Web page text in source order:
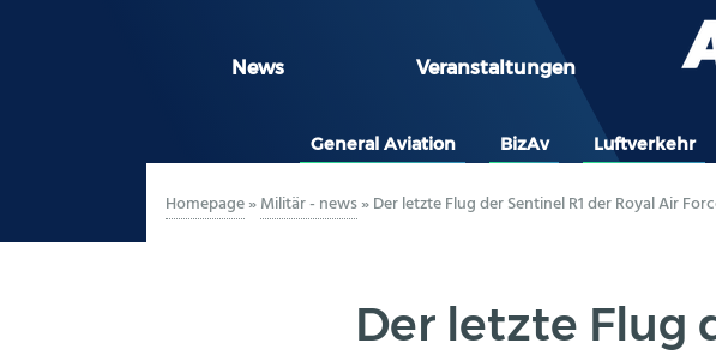
News Veranstaltungen
General Aviation BizAv Luftverkehr
Homepage»Militär - news»Der letzte Flug der Sentinel R1 der Royal Air
Der letzte Flug